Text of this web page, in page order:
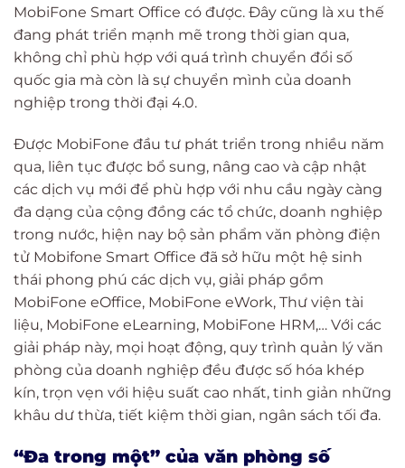
MobiFone Smart Office có được. Đây cũng là xu thế
đang phát triển mạnh mẽ trong thời gian qua,
không chỉ phù hợp với quá trình chuyển đổi số
quốc gia mà còn là sự chuyển mình của doanh
nghiệp trong thời đại 4.0.
Được MobiFone đầu tư phát triển trong nhiều năm
qua, liên tục được bổ sung, nâng cao và cập nhật
các dịch vụ mới để phù hợp với nhu cầu ngày càng
đa dạng của cộng đồng các tổ chức, doanh nghiệp
trong nước, hiện nay bộ sản phẩm văn phòng điện
tử Mobifone Smart Office đã sở hữu một hệ sinh
thái phong phú các dịch vụ, giải pháp gồm
MobiFone eOffice, MobiFone eWork, Thư viện tài
liệu, MobiFone eLearning, MobiFone HRM,… Với các
giải pháp này, mọi hoạt động, quy trình quản lý văn
phòng của doanh nghiệp đều được số hóa khép
kín, trọn vẹn với hiệu suất cao nhất, tinh giản những
khâu dư thừa, tiết kiệm thời gian, ngân sách tối đa.
“Đa trong một” của văn phòng số